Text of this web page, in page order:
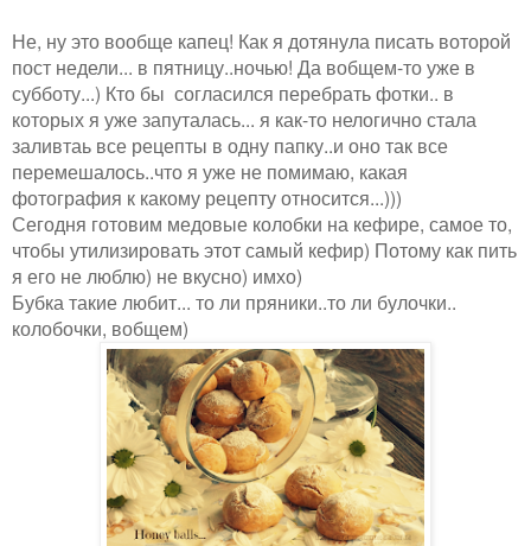
Не, ну это вообще капец! Как я дотянула писать воторой
пост недели... в пятницу..ночью! Да вобщем-то уже в
субботу...) Кто бы согласился перебрать фотки.. в
которых я уже запуталась... я как-то нелогично стала
заливтаь все рецепты в одну папку..и оно так все
перемешалось..что я уже не помимаю, какая
фотография к какому рецепту относится...)))
Сегодня готовим медовые колобки на кефире, самое то,
чтобы утилизировать этот самый кефир) Потому как пить
я его не люблю) не вкусно) имхо)
Бубка такие любит... то ли пряники..то ли булочки..
колобочки, вобщем)